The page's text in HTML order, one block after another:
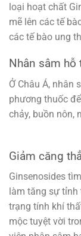
loại hoạt chất
mẽ lên các tế
các tế bào ung
Nhân sâm hỗ
Ở Châu Á, nhân
phương thuốc
chảy, buồn nôn,
Giảm căng
Ginsenosides
làm tăng sự
trạng tính khí
mộc tuyệt vời